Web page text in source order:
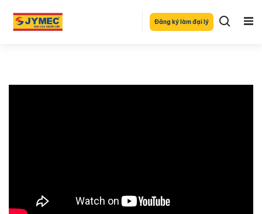
Đăng ký làm đại lý